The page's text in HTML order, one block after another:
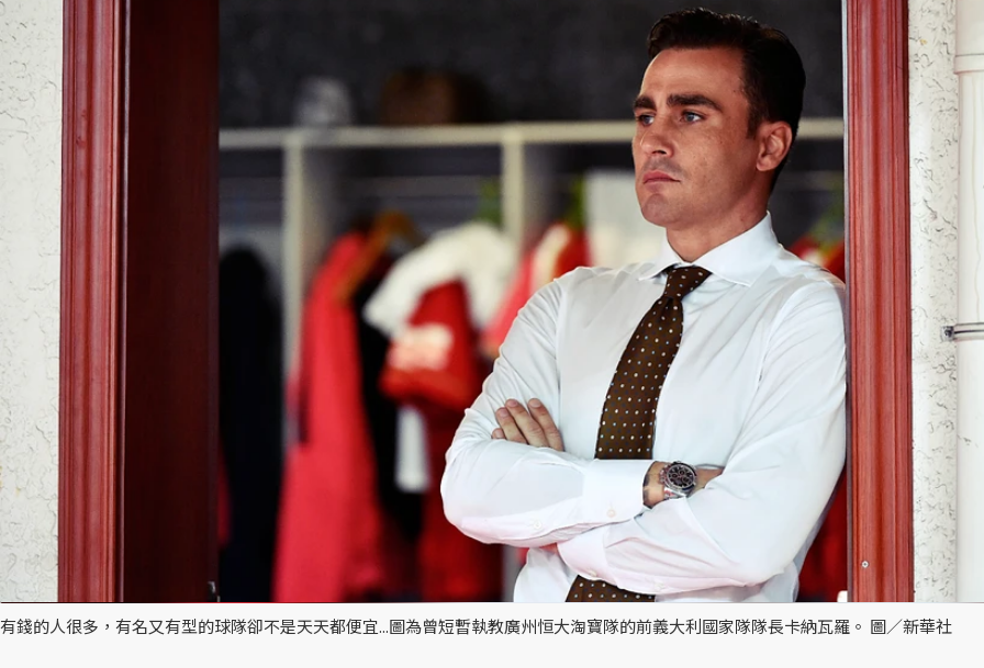
有錢的人很多，有名又有型的球隊卻不是天天都便宜...圖為曾短暫執教廣州恒大淘寶隊的前義大利國家隊隊長卡納瓦羅。 圖／新華社